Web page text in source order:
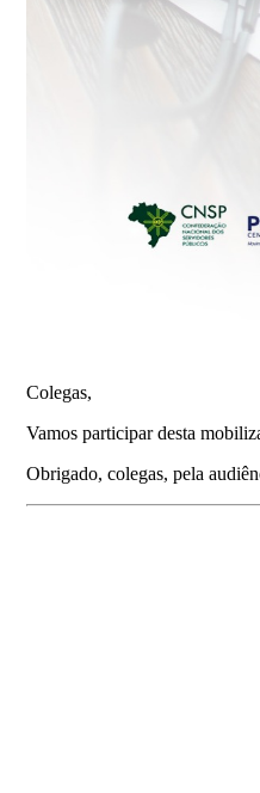
Colegas,
Vamos participar desta
Obrigado, colegas, pela